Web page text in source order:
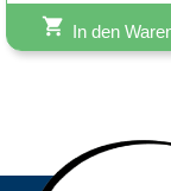
In den